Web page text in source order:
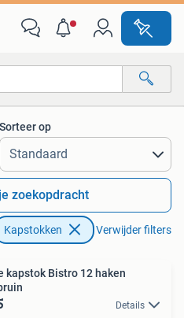
Sorteer op
zoekopdracht
Kapstokken Verwijder filters
kapstok Bistro 12 haken
Details